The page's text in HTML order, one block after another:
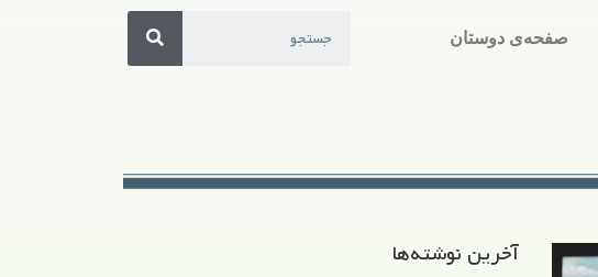
صفحه‌ی دوستان
آخرین نوشته‌ها